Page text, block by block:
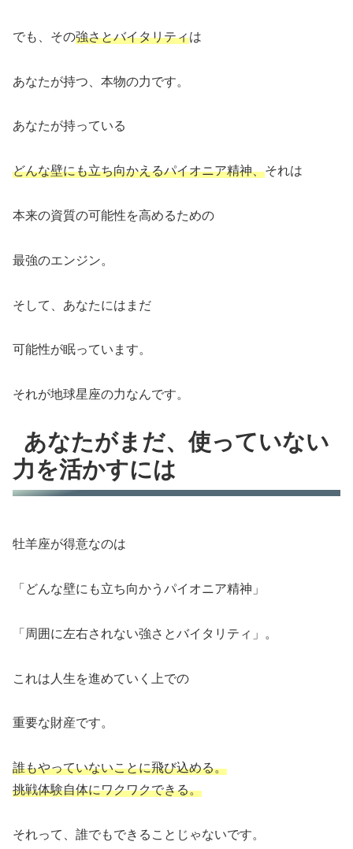
でも、その強さとバイタリティは
あなたが持つ、本物の力です。
あなたが持っている
どんな壁にも立ち向かえるパイオニア精神、それは
本来の資質の可能性を高めるための
最強のエンジン。
そして、あなたにはまだ
可能性が眠っています。
それが地球星座の力なんです。
あなたがまだ、使っていない
力を活かすには
牡羊座が得意なのは
「どんな壁にも立ち向かうパイオニア精神」
「周囲に左右されない強さとバイタリティ」。
これは人生を進めていく上での
重要な財産です。
誰もやっていないことに飛び込める。
挑戦体験自体にワクワクできる。
それって、誰でもできることじゃないです。